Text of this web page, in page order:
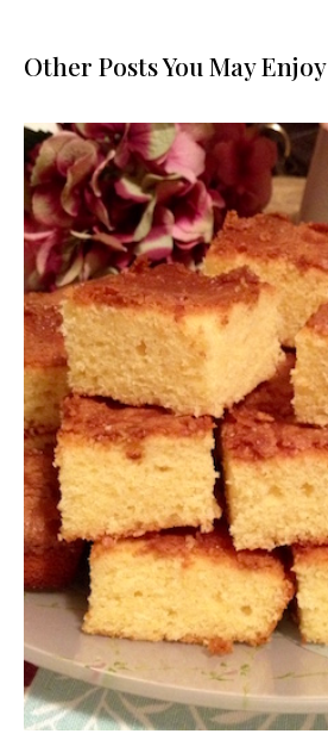
Other Posts You May Enjoy